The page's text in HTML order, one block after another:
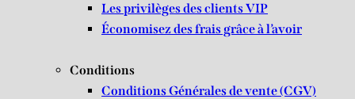
Les privilèges des clients VIP
Économisez des frais grâce à l’avoir
Conditions
Conditions Générales de vente (CGV)